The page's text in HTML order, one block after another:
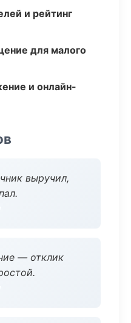
и рейтинг
для малого
и онлайн-
выручил,
— отклик